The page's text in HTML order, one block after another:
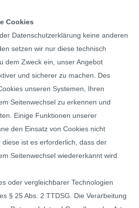
Cookies
Datenschutzerklärung keine anderen
setzen wir nur diese technisch
dem Zweck ein, unser Angebot
und sicherer zu machen. Des
unseren Systemen, Ihren
Seitenwechsel zu erkennen und
Einige Funktionen unserer
den Einsatz von Cookies nicht
ist es erforderlich, dass der
Seitenwechsel wiedererkannt wird.
oder vergleichbarer Technologien
§ 25 Abs. 2 TTDSG. Die Verarbeitung